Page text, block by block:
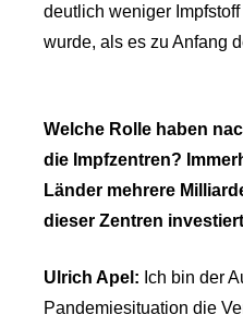
deutlich weniger
wurde, als es zu Anfang
Welche Rolle haben
die Impfzentren?
Länder mehrere
dieser Zentren
Ulrich Apel: Ich bin der
Pandemiesituation die